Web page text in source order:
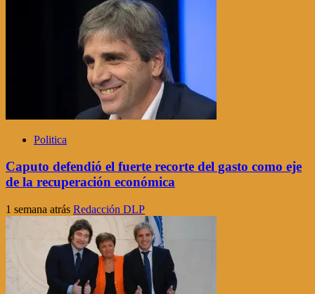
Politica
Caputo defendió el fuerte recorte del gasto como eje
de la recuperación económica
1 semana atrás Redacción DLP